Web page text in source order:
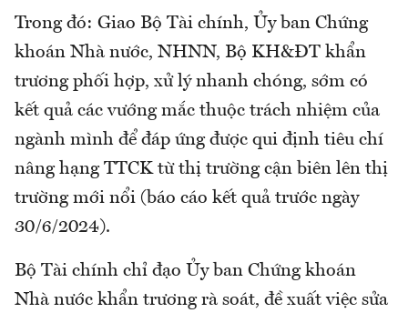
Trong đó: Giao Bộ Tài chính, Ủy ban Chứng
khoán Nhà nước, NHNN, Bộ KH&ĐT khẩn
trương phối hợp, xử lý nhanh chóng, sớm có
kết quả các vướng mắc thuộc trách nhiệm của
ngành mình để đáp ứng được qui định tiêu chí
nâng hạng TTCK từ thị trường cận biên lên thị
trường mới nổi (báo cáo kết quả trước ngày
30/6/2024).
Bộ Tài chính chỉ đạo Ủy ban Chứng khoán
Nhà nước khẩn trương rà soát, đề xuất việc sửa